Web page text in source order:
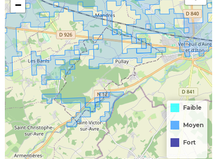
−
Faible
Moyen
Fort